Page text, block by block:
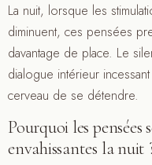
La nuit, lorsque les
diminuent, ces pensées
davantage de place. Le
dialogue intérieur
cerveau de se détendre.
Pourquoi les pensées
envahissantes la nuit